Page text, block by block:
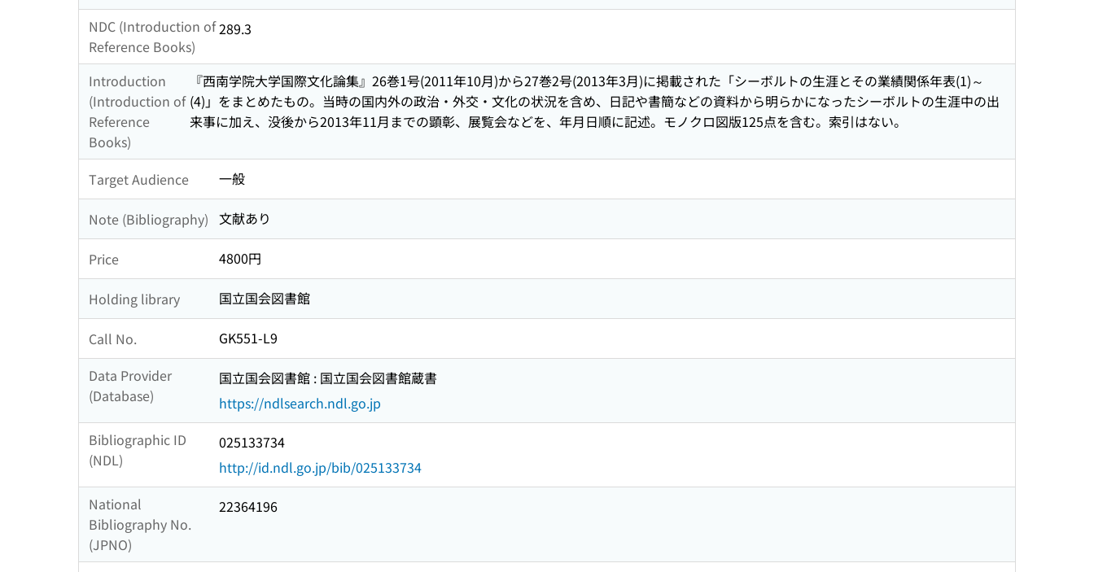
NDC (Introduction of
Reference Books)
289.3
Introduction
(Introduction of
Reference
Books)
『西南学院大学国際文化論集』26巻1号(2011年10月)から27巻2号(2013年3月)に掲載された「シーボルトの生涯とその業績関係年表(1)～
(4)」をまとめたもの。当時の国内外の政治・外交・文化の状況を含め、日記や書簡などの資料から明らかになったシーボルトの生涯中の出
来事に加え、没後から2013年11月までの顕彰、展覧会などを、年月日順に記述。モノクロ図版125点を含む。索引はない。
Target Audience 一般
Note (Bibliography) 文献あり
Price 4800円
Holding library 国立国会図書館
Call No.
GK551-L9
Data Provider
(Database)
国立国会図書館 : 国立国会図書館蔵書
https://ndlsearch.ndl.go.jp
Bibliographic ID
(NDL)
025133734
http://id.ndl.go.jp/bib/025133734
National
Bibliography No.
(JPNO)
22364196